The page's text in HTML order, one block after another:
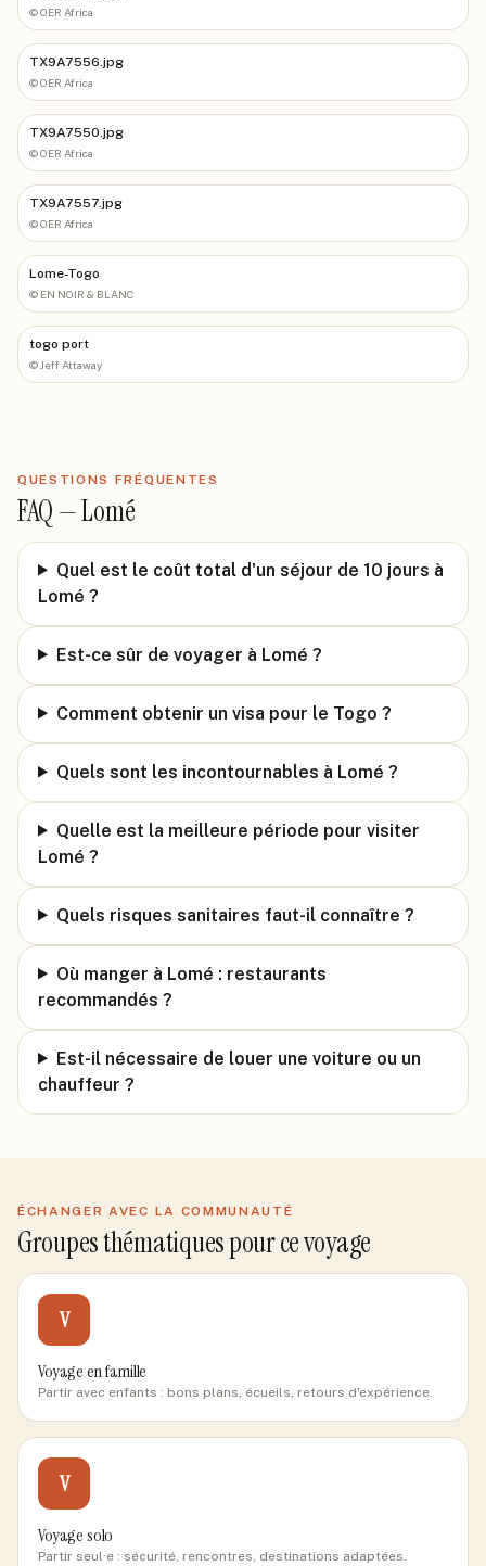
©OER Africa
TX9A7556.jpg
©OER Africa
TX9A7550.jpg
©OER Africa
TX9A7557.jpg
©OER Africa
Lome-Togo
© EN NOIR & BLANC
togo port
© Jeff Attaway
QUESTIONS FRÉQUENTES
FAQ —Lomé
Quel est le coût total d'un séjour de 10 jours à
Lomé ?
Est-ce sûr de voyager à Lomé ?
Comment obtenir un visa pour le Togo ?
Quels sont les incontournables à Lomé ?
Quelle est la meilleure période pour visiter
Lomé ?
Quels risques sanitaires faut-il connaître ?
Où manger à Lomé : restaurants
recommandés ?
Est-il nécessaire de louer une voiture ou un
chauffeur ?
ÉCHANGER AVEC LA COMMUNAUTÉ
Groupes thématiques pour ce voyage
V
Voyage en famille
Partir avec enfants : bons plans, écueils, retours d'expérience.
V
Voyage solo
Partir seul·e : sécurité, rencontres, destinations adaptées.